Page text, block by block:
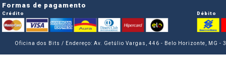
Formas de pagamento
Crédito Débito
Oficina dos Bits / Endereço: Av. Getúlio Vargas, 446 - Belo Horizonte, MG